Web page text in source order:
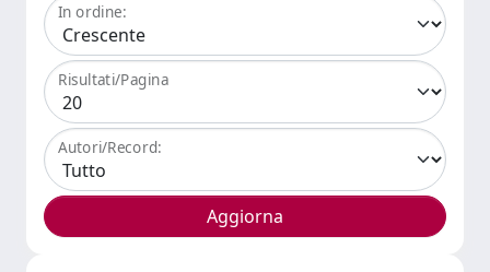
In ordine:
Risultati/Pagina
Autori/Record: